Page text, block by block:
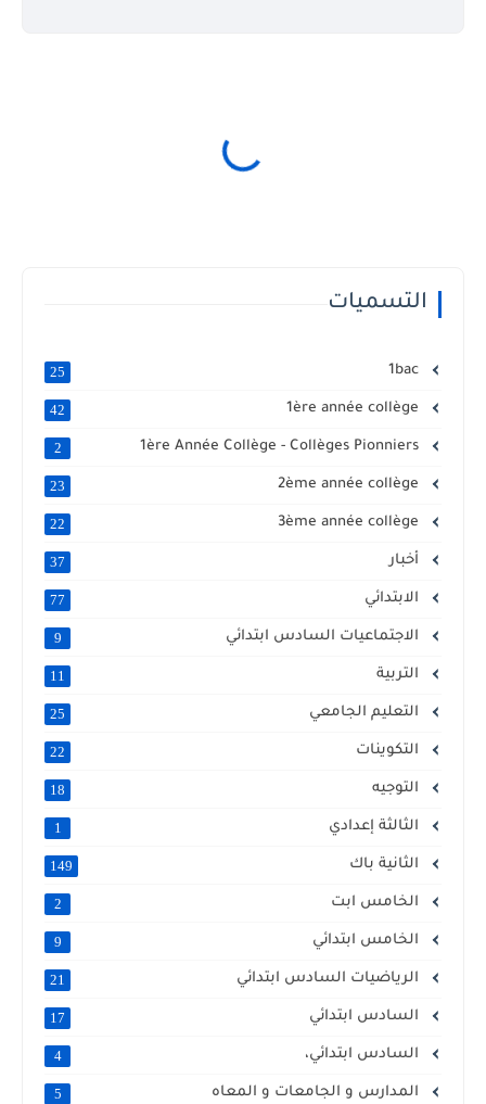
التسميات
1bac
25
42
1ère Année Collège - Collèges Pionniers
2
23
22
أخبار 37
الابتدائي 77
الاجتماعيات السادس ابتدائي 9
التربية 11
التعليم الجامعي 25
التكوينات 22
التوجيه 18
الثالثة إعدادي 1
الثانية باك 149
الخامس ابت 2
الخامس ابتدائي 9
الرياضيات السادس ابتدائي 21
السادس ابتدائي 17
السادس ابتدائي، 4
المدارس و الجامعات و المعاه 5